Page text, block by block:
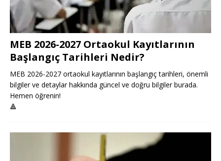
MEB 2026-2027 Ortaokul Kayıtlarının
Başlangıç Tarihleri Nedir?
MEB 2026-2027 ortaokul kayıtlarının başlangıç tarihleri, önemli
bilgiler ve detaylar hakkında güncel ve doğru bilgiler burada.
Hemen öğrenin!
🔺